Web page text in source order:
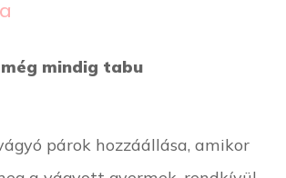
mindig tabu
párok hozzáállása, amikor